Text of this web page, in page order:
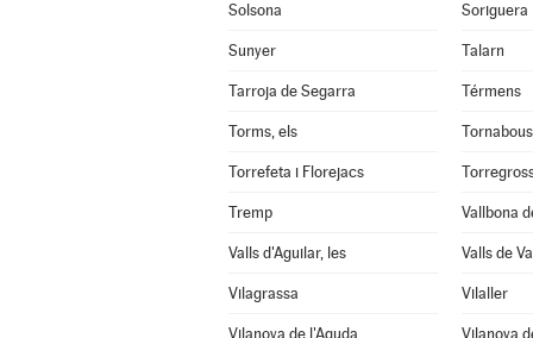
Solsona Soriguera
Sunyer Talarn
Tarroja de Segarra Térmens
Torms, els Tornabous
Torrefeta i Florejacs
Tremp Vallbona
Valls d'Aguilar, les Valls de
Vilagrassa Vilaller
Vilanova de l'Aguda Vilanova